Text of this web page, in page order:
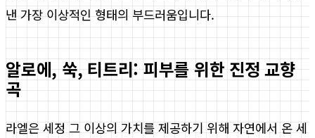
낸 가장 이상적인 형태의 부드러움입니다.
알로에, 쑥, 티트리: 피부를 위한 진정 교향
곡
라엘은 세정 그 이상의 가치를 제공하기 위해 자연에서 온 세